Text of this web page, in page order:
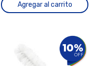
Agregar al carrito
10%
OFF